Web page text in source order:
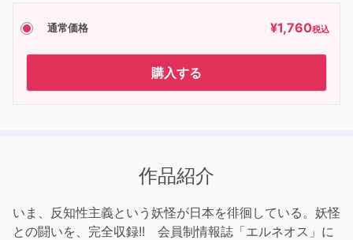
通常価格 ¥1,760税込
購入する
作品紹介
いま、反知性主義という妖怪が日本を徘徊している。妖怪
との闘いを、完全収録!! 会員制情報誌「エルネオス」に